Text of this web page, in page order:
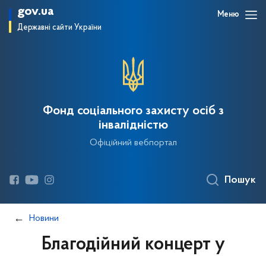
gov.ua
Державні сайти України
Меню
Фонд соціального захисту осіб з
інвалідністю
Офіційний вебпортал
Пошук
Новини
Благодійний концерт у